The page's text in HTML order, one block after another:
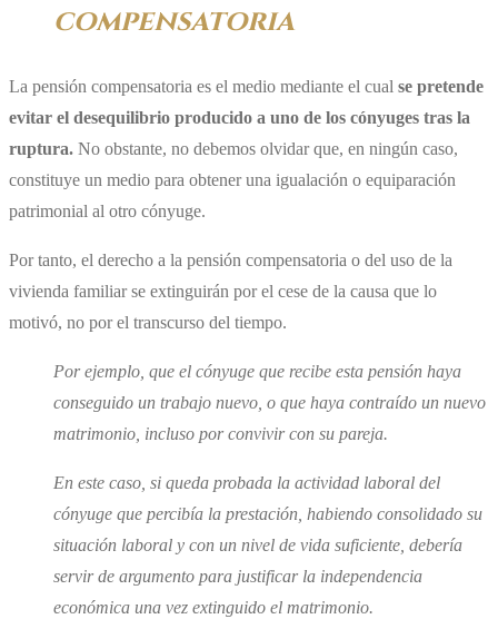
compensatoria
La pensión compensatoria es el medio mediante el cual se pretende
evitar el desequilibrio producido a uno de los cónyuges tras la
ruptura. No obstante, no debemos olvidar que, en ningún caso,
constituye un medio para obtener una igualación o equiparación
patrimonial al otro cónyuge.
Por tanto, el derecho a la pensión compensatoria o del uso de la
vivienda familiar se extinguirán por el cese de la causa que lo
motivó, no por el transcurso del tiempo.
Por ejemplo, que el cónyuge que recibe esta pensión haya
conseguido un trabajo nuevo, o que haya contraído un nuevo
matrimonio, incluso por convivir con su pareja.
En este caso, si queda probada la actividad laboral del
cónyuge que percibía la prestación, habiendo consolidado su
situación laboral y con un nivel de vida suficiente, debería
servir de argumento para justificar la independencia
económica una vez extinguido el matrimonio.